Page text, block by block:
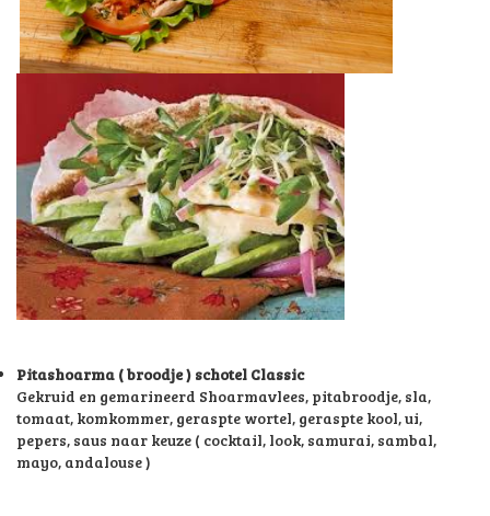
Pitashoarma ( broodje ) schotel Classic
Gekruid en gemarineerd Shoarmavlees, pitabroodje, sla,
tomaat, komkommer, geraspte wortel, geraspte kool, ui,
pepers, saus naar keuze ( cocktail, look, samurai, sambal,
mayo, andalouse )